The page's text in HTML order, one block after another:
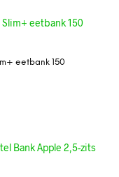
eetbank 150